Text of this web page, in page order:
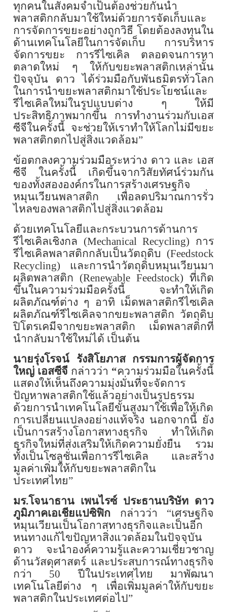
ทุกคนในสังคมจำเป็นต้องช่วยกันนำ
พลาสติกกลับมาใช้ใหม่ด้วยการจัดเก็บและ
การจัดการขยะอย่างถูกวิธี โดยต้องลงทุนใน
ด้านเทคโนโลยีในการจัดเก็บ การบริหาร
จัดการขยะ การรีไซเคิล ตลอดจนการหา
ตลาดใหม่ ๆ ให้กับขยะพลาสติกเหล่านั้น
ปัจจุบัน ดาว ได้ร่วมมือกับพันธมิตรทั่วโลก
ในการนำขยะพลาสติกมาใช้ประโยชน์และ
รีไซเคิลใหม่ในรูปแบบต่าง ๆ ให้มี
ประสิทธิภาพมากขึ้น การทำงานร่วมกับเอส
ซีจีในครั้งนี้ จะช่วยให้เราทำให้โลกไม่มีขยะ
พลาสติกตกไปสู่สิ่งแวดล้อม”
ข้อตกลงความร่วมมือระหว่าง ดาว และ เอส
ซีจี ในครั้งนี้ เกิดขึ้นจากวิสัยทัศน์ร่วมกัน
ของทั้งสององค์กรในการสร้างเศรษฐกิจ
หมุนเวียนพลาสติก เพื่อลดปริมาณการรั่ว
ไหลของพลาสติกไปสู่สิ่งแวดล้อม
ด้วยเทคโนโลยีและกระบวนการด้านการ
รีไซเคิลเชิงกล (Mechanical Recycling) การ
รีไซเคิลพลาสติกกลับเป็นวัตถุดิบ (Feedstock
Recycling)
และการนำวัตถุดิบหมุนเวียนมา
ผลิตพลาสติก (Renewable Feedstock) ที่เกิด
ขึ้นในความร่วมมือครั้งนี้ จะทำให้เกิด
ผลิตภัณฑ์ต่าง ๆ อาทิ เม็ดพลาสติกรีไซเคิล
ผลิตภัณฑ์รีไซเคิลจากขยะพลาสติก วัตถุดิบ
ปิโตรเคมีจากขยะพลาสติก เม็ดพลาสติกที่
นำกลับมาใช้ใหม่ได้ เป็นต้น
นายรุ่งโรจน์ รังสิโยภาส กรรมการผู้จัดการ
ใหญ่ เอสซีจี กล่าวว่า “ความร่วมมือในครั้งนี้
แสดงให้เห็นถึงความมุ่งมั่นที่จะจัดการ
ปัญหาพลาสติกใช้แล้วอย่างเป็นรูปธรรม
ด้วยการนำเทคโนโลยีขั้นสูงมาใช้เพื่อให้เกิด
การเปลี่ยนแปลงอย่างแท้จริง นอกจากนี้ ยัง
เป็นการสร้างโอกาสทางธุรกิจ ทำให้เกิด
ธุรกิจใหม่ที่ส่งเสริมให้เกิดความยั่งยืน รวม
ทั้งเป็นโซลูชั่นเพื่อการรีไซเคิล และสร้าง
มูลค่าเพิ่มให้กับขยะพลาสติกใน
ประเทศไทย”
มร.โจนาธาน เพนไรซ์ ประธานบริษัท ดาว
ภูมิภาคเอเชียแปซิฟิก กล่าวว่า “เศรษฐกิจ
หมุนเวียนเป็นโอกาสทางธุรกิจและเป็นอีก
หนทางแก้ไขปัญหาสิ่งแวดล้อมในปัจจุบัน
ดาว จะนำองค์ความรู้และความเชี่ยวชาญ
ด้านวัสดุศาสตร์ และประสบการณ์ทางธุรกิจ
กว่า 50 ปีในประเทศไทย มาพัฒนา
เทคโนโลยีต่าง ๆ เพื่อเพิ่มมูลค่าให้กับขยะ
พลาสติกในประเทศต่อไป”